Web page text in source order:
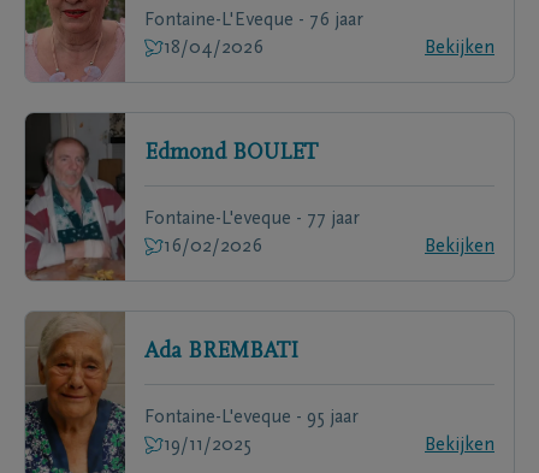
Fontaine-L'Eveque - 76 jaar
18/04/2026
Bekijken
Edmond BOULET
Fontaine-L'eveque - 77 jaar
16/02/2026
Bekijken
Ada BREMBATI
Fontaine-L'eveque - 95 jaar
19/11/2025
Bekijken